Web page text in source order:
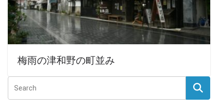
梅雨の津和野の町並み